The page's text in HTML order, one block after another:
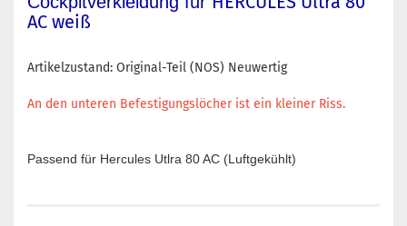
AC weiß
Artikelzustand: Original-Teil (NOS) Neuwertig
An den unteren Befestigungslöcher ist ein kleiner Riss.
Passend für Hercules Utlra 80 AC (Luftgekühlt)